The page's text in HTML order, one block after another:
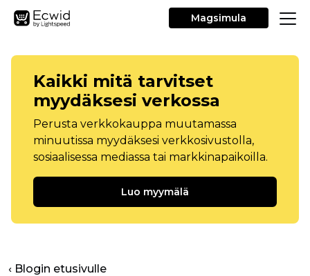
Magsimula
Kaikki mitä tarvitset
myydäksesi verkossa
Perusta verkkokauppa muutamassa
minuutissa myydäksesi verkkosivustolla,
sosiaalisessa mediassa tai markkinapaikoilla.
Luo myymälä
‹ Blogin etusivulle